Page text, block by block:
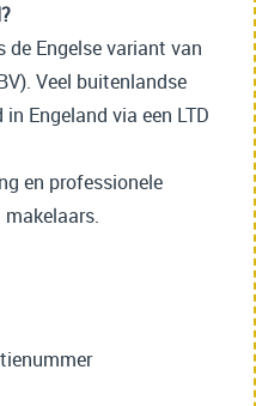
de Engelse variant van
Veel buitenlandse
Engeland via een LTD
en professionele